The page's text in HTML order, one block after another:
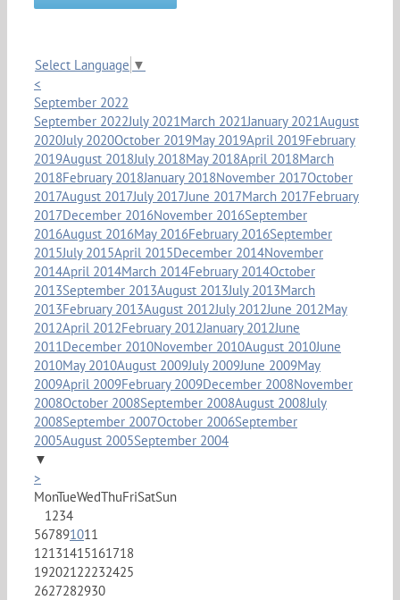
Select Language ▼
<
September 2022
September 2022July 2021 March 2021 January 2021August
2020July 2020October 2019May 2019April 2019February
2019August 2018July 2018May 2018April 2018March
2018February 2018January 2018November 2017October
2017August 2017July 2017June 2017March 2017February
2017December 2016November 2016September
2016August 2016May 2016February 2016September
2015July 2015April 2015December 2014November
2014April 2014March 2014February 2014October
2013September 2013August 2013July 2013March
2013February 2013August 2012July 2012June 2012May
2012April 2012February 2012January 2012June
2011 December 2010November 2010August 2010June
2010May 2010August 2009July 2009June 2009May
2009April 2009February 2009December 2008November
2008October 2008September 2008August 2008July
2008September 2007October 2006September
2005August 2005September 2004
▼
>
MonTueWedThuFriSatSun
1 234
567891011
12131415161718
192021 22232425
2627282930